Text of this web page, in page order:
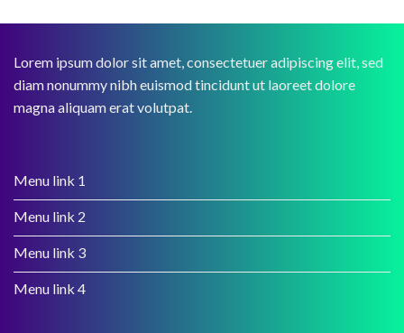
Lorem ipsum dolor sit amet, consectetuer adipiscing elit, sed
diam nonummy nibh euismod tincidunt ut laoreet dolore
magna aliquam erat volutpat.
Menu link 1
Menu link 2
Menu link 3
Menu link 4